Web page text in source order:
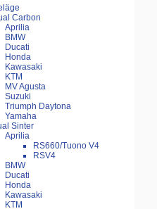
Carbon
Aprilia
BMW
Ducati
Honda
Kawasaki
KTM
MV Agusta
Suzuki
Triumph Daytona
Yamaha
Sinter
Aprilia
RS660/Tuono V4
RSV4
BMW
Ducati
Honda
Kawasaki
KTM